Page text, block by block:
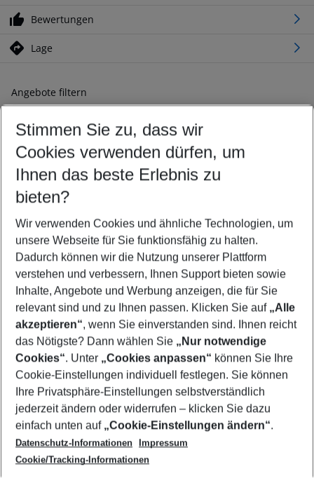
Bewertungen
Lage
Angebote filtern
Ändern Sie Ihre Kriterien nach Ihren Wünschen
Abflughafen wählen
Beliebiger Abflughafen
Reisezeitraum wählen
11.08.26– 09.08.27 5-8 Nächte
2 Erwachsene Keine Kinder
Mehr Filter anzeigen
Footer
Footer navigation
Über uns
AGB
Cookie-Einstellungen ändern
Cookie-Richtlinie
Datenschutz
Service & Hilfe
Barrierefreies Reisen
Check-in
Folgen Sie uns
Stimmen Sie zu, dass wir
Cookies verwenden dürfen, um
Ihnen das beste Erlebnis zu
bieten?
Wir verwenden Cookies und ähnliche Technologien, um
unsere Webseite für Sie funktionsfähig zu halten.
Dadurch können wir die Nutzung unserer Plattform
verstehen und verbessern, Ihnen Support bieten sowie
Inhalte, Angebote und Werbung anzeigen, die für Sie
relevant sind und zu Ihnen passen. Klicken Sie auf „Alle
akzeptieren“, wenn Sie einverstanden sind. Ihnen reicht
das Nötigste? Dann wählen Sie „Nur notwendige
Cookies“. Unter „Cookies anpassen“ können Sie Ihre
Cookie-Einstellungen individuell festlegen. Sie können
Ihre Privatsphäre-Einstellungen selbstverständlich
jederzeit ändern oder widerrufen – klicken Sie dazu
einfach unten auf „Cookie-Einstellungen ändern“.
Datenschutz-Informationen
Impressum
Cookie/Tracking-Informationen